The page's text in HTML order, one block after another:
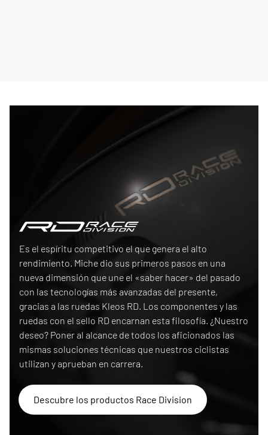
Es el espíritu competitivo el que genera el alto
rendimiento. Miche dio sus primeros pasos en una
nueva dimensión que une el «saber hacer» del pasado
con las tecnologías más avanzadas del presente,
gracias a las ruedas Kleos RD. Los componentes y las
ruedas con el sello RD encarnan esta filosofía. ¿Nuestro
deseo? Poner al alcance de todos los aficionados las
mismas soluciones técnicas que nuestros ciclistas
utilizan y aprueban en carrera.
Descubre los productos Race Division